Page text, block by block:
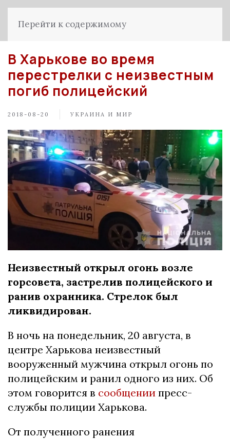
Перейти к содержимому
В Харькове во время
перестрелки с неизвестным
погиб полицейский
2018-08-20 УКРАИНА И МИР
Неизвестный открыл огонь возле
горсовета, застрелив полицейского и
ранив охранника. Стрелок был
ликвидирован.
В ночь на понедельник, 20 августа, в
центре Харькова неизвестный
вооруженный мужчина открыл огонь по
полицейским и ранил одного из них. Об
этом говорится в сообщении пресс-
службы полиции Харькова.
От полученного ранения